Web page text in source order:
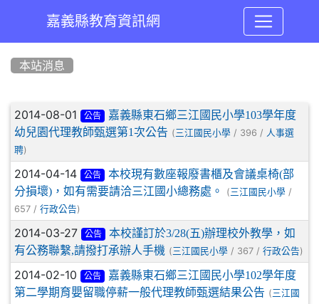
嘉義縣教育資訊網
本站消息
文章列表
2014-08-01 公告
嘉義縣東石鄉三江國民小學103學年度
幼兒園代理教師甄選第1次公告 (三江國民小學 / 396 / 人事選
聘)
2014-04-14 公告
本校現有數座報廢書櫃及會議桌椅(部
分損壞)，如有需要請洽三江國小總務處。
(三江國民小學 /
657 / 行政公告)
2014-03-27 公告
本校謹訂於3/28(五)辦理校外教學，如
有公務聯繫,請撥打承辦人手機 (三江國民小學 / 367 / 行政公告)
2014-02-10 公告
嘉義縣東石鄉三江國民小學102學年度
第二學期育嬰留職停薪一般代理教師甄選結果公告 (三江國